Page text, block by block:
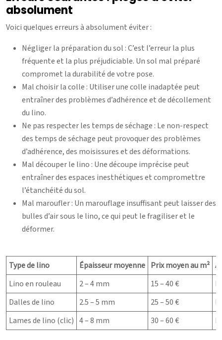
absolument
Voici quelques erreurs à absolument éviter :
Négliger la préparation du sol : C’est l’erreur la plus
fréquente et la plus préjudiciable. Un sol mal préparé
compromet la durabilité de votre pose.
Mal choisir la colle : Utiliser une colle inadaptée peut
entraîner des problèmes d’adhérence et de décollement
du lino.
Ne pas respecter les temps de séchage : Le non-respect
des temps de séchage peut provoquer des problèmes
d’adhérence, des moisissures et des déformations.
Mal découper le lino : Une découpe imprécise peut
entraîner des espaces inesthétiques et compromettre
l’étanchéité du sol.
Mal maroufler : Un marouflage insuffisant peut laisser des
bulles d’air sous le lino, ce qui peut le fragiliser et le
déformer.
Type de lino Épaisseur moyenne Prix moyen au m²
Lino en rouleau
2 – 4 mm 15 – 40 €
Dalles de lino
2.5 – 5 mm 25 – 50 €
Lames de lino (clic) 4 – 8 mm 30 – 60 €